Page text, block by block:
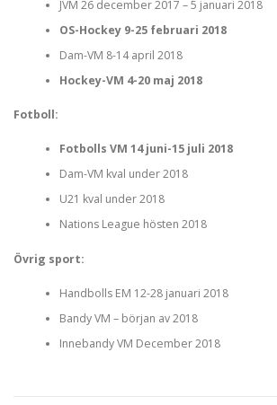
JVM 26 december 2017 – 5 januari 2018
OS-Hockey 9-25 februari 2018
Dam-VM 8-14 april 2018
Hockey-VM 4-20 maj 2018
Fotboll:
Fotbolls VM 14 juni-15 juli 2018
Dam-VM kval under 2018
U21 kval under 2018
Nations League hösten 2018
Övrig sport:
Handbolls EM 12-28 januari 2018
Bandy VM – början av 2018
Innebandy VM December 2018